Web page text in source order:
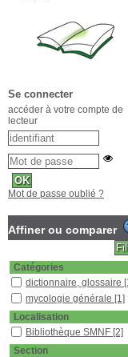
Se connecter
accéder à votre compte de
lecteur
Mot de passe oublié ?
Affiner ou comparer
Catégories
dictionnaire, glossaire
mycologie générale [1]
Localisation
Bibliothèque SMNF [2]
Section